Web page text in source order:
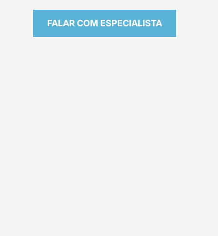
FALAR COM ESPECIALISTA